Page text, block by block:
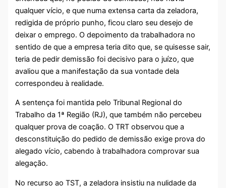
qualquer vício, e que numa extensa carta da zeladora,
redigida de próprio punho, ficou claro seu desejo de
deixar o emprego. O depoimento da trabalhadora no
sentido de que a empresa teria dito que, se quisesse sair,
teria de pedir demissão foi decisivo para o juízo, que
avaliou que a manifestação da sua vontade dela
correspondeu à realidade.
A sentença foi mantida pelo Tribunal Regional do
Trabalho da 1ª Região (RJ), que também não percebeu
qualquer prova de coação. O TRT observou que a
desconstituição do pedido de demissão exige prova do
alegado vício, cabendo à trabalhadora comprovar sua
alegação.
No recurso ao TST, a zeladora insistiu na nulidade da